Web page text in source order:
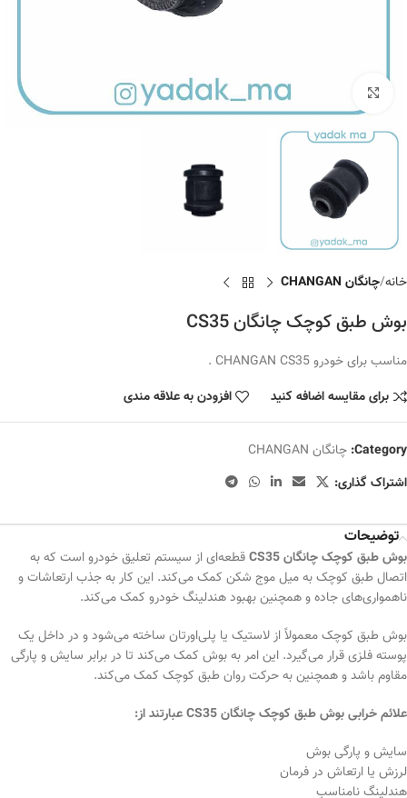
برای بزرگنمایی کلیک کنید
خانه چانگان CHANGAN
بوش طبق کوچک چانگان CS35
مناسب برای خودرو CHANGAN CS35 .
برای مقایسه اضافه کنید
افزودن به علاقه مندی
Category: چانگان CHANGAN
اشتراک گذاری:
توضیحات
بوش طبق کوچک چانگان CS35
قطعه‌ای از سیستم تعلیق خودرو است که به
اتصال طبق کوچک به میل موج شکن کمک می‌کند. این کار به جذب ارتعاشات و
ناهمواری‌های جاده و همچنین بهبود هندلینگ خودرو کمک می‌کند.
بوش طبق کوچک معمولاً از لاستیک یا پلی‌اورتان ساخته می‌شود و در داخل یک
پوسته فلزی قرار می‌گیرد. این امر به بوش کمک می‌کند تا در برابر سایش و پارگی
مقاوم باشد و همچنین به حرکت روان طبق کوچک کمک می‌کند.
علائم خرابی بوش طبق کوچک چانگان CS35 عبارتند از:
سایش و پارگی بوش
لرزش یا ارتعاش در فرمان
هندلینگ نامناسب